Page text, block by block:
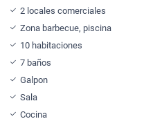
2 locales comerciales
Zona barbecue, piscina
10 habitaciones
7 baños
Galpon
Sala
Cocina